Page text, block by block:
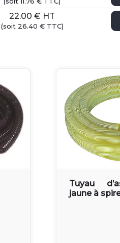
22.00 € HT
(soit 26.40 € TTC)
Tuyau
jaune à